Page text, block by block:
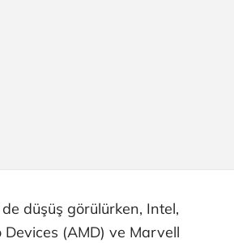
düşüş görülürken, Intel,
(AMD) ve Marvell